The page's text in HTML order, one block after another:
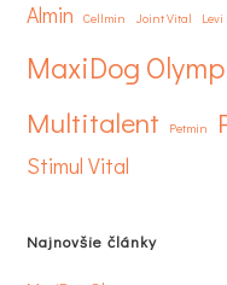
Almin Cellmin Joint Vital Levi
MaxiDog Olymp
Multitalent Petmin
Stimul Vital
Najnovšie články